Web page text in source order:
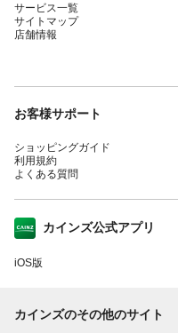
サービス一覧
サイトマップ
店舗情報
お客様サポート
ショッピングガイド
利用規約
よくある質問
カインズ公式アプリ
iOS版
カインズのその他のサイト